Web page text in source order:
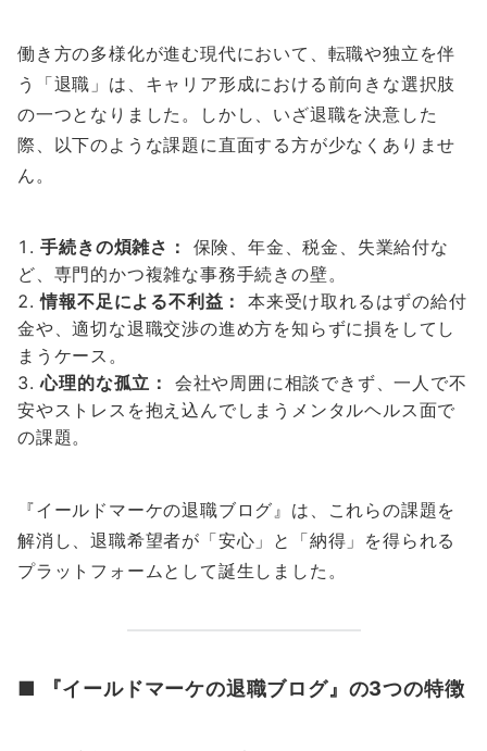
働き方の多様化が進む現代において、転職や独立を伴
う「退職」は、キャリア形成における前向きな選択肢
の一つとなりました。しかし、いざ退職を決意した
際、以下のような課題に直面する方が少なくありませ
ん。
手続きの煩雑さ：
保険、年金、税金、失業給付な
ど、専門的かつ複雑な事務手続きの壁。
情報不足による不利益：
本来受け取れるはずの給付
金や、適切な退職交渉の進め方を知らずに損をしてし
まうケース。
心理的な孤立：
会社や周囲に相談できず、一人で不
安やストレスを抱え込んでしまうメンタルヘルス面で
の課題。
『イールドマーケの退職ブログ』は、これらの課題を
解消し、退職希望者が「安心」と「納得」を得られる
プラットフォームとして誕生しました。
■ 『イールドマーケの退職ブログ』の3つの特徴